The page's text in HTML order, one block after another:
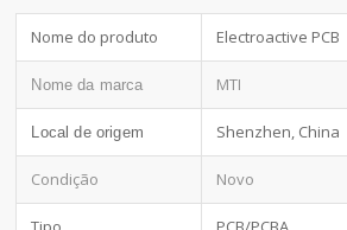
Nome do produto Electroactive PCB
Nome da marca MTI
Local de origem Shenzhen, China
Condição Novo